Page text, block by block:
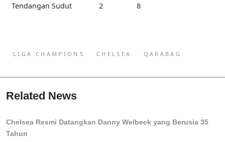
Tendangan Sudut
2 8
LIGA CHAMPIONS CHELSEA QARABAG
Related News
Chelsea Resmi Datangkan Danny Welbeck yang Berusia 35
Tahun